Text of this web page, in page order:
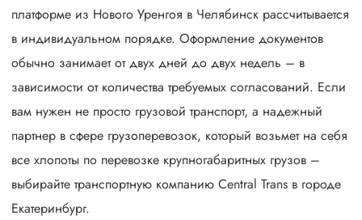
платформе из Нового Уренгоя в Челябинск рассчитывается
в индивидуальном порядке. Оформление документов
обычно занимает от двух дней до двух недель – в
зависимости от количества требуемых согласований. Если
вам нужен не просто грузовой транспорт, а надежный
партнер в сфере грузоперевозок, который возьмет на себя
все хлопоты по перевозке крупногабаритных грузов –
выбирайте транспортную компанию Central Trans в городе
Екатеринбург.